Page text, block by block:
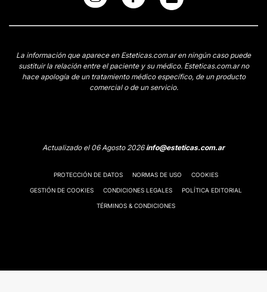
La información que aparece en Esteticas.com.ar en ningún caso puede
sustituir la relación entre el paciente y su médico. Esteticas.com.ar no
hace apología de un tratamiento médico específico, de un producto
comercial o de un servicio.
Actualizado el 06 Agosto 2026info@esteticas.com.ar
PROTECCIÓN DE DATOS NORMAS DE USO COOKIES
GESTIÓN DE COOKIES CONDICIONES LEGALES POLÍTICA EDITORIAL
TÉRMINOS & CONDICIONES